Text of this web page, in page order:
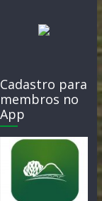
Cadastro para
membros no
App